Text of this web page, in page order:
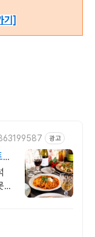
기]
광고
한